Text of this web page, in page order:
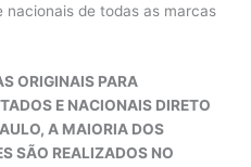
de todas as marcas
ORIGINAIS PARA
E NACIONAIS DIRETO
A MAIORIA DOS
SÃO REALIZADOS NO